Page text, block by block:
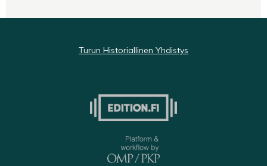
Turun Historiallinen Yhdistys